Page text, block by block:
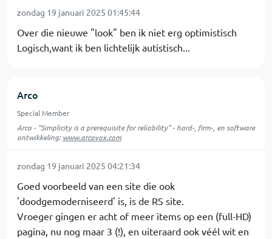
zondag 19 januari 2025 01:45:44
Over die nieuwe "look" ben ik niet erg optimistisch
Logisch,want ik ben lichtelijk autistisch...
Arco
Special Member
Arco - "Simplicity is a prerequisite for reliability" - hard-, firm-, en software
ontwikkeling:www.arcovox.com
zondag 19 januari 2025 04:21:34
Goed voorbeeld van een site die ook
'doodgemoderniseerd' is, is de RS site.
Vroeger gingen er acht of meer items op een (full-HD)
pagina, nu nog maar 3 (!), en uiteraard ook véél wit en